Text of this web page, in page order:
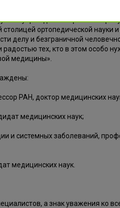
играет ключевую роль в
учреждение страны по
ортопедической науки
делу и безграничной
тех, кто в этом особо
медицины».
РАН, доктор медицинских
медицинских наук;
и системных заболеваний,
медицинских наук.
а знак уважения ко